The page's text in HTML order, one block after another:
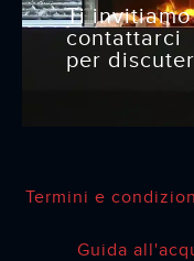
Ti
contattarci
per
Termini e
Guida